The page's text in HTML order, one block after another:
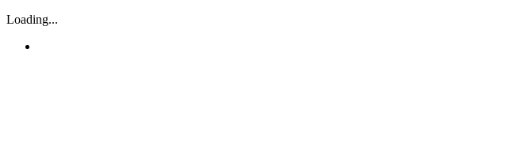
Loading...